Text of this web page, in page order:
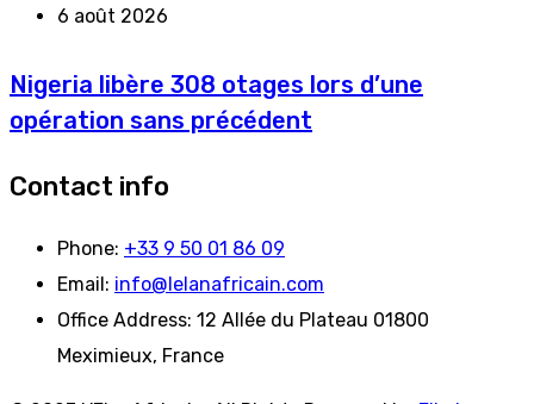
6 août 2026
Nigeria libère 308 otages lors d’une
opération sans précédent
Contact info
Phone: +33 9 50 01 86 09
Email: info@lelanafricain.com
Office Address: 12 Allée du Plateau 01800
Meximieux, France